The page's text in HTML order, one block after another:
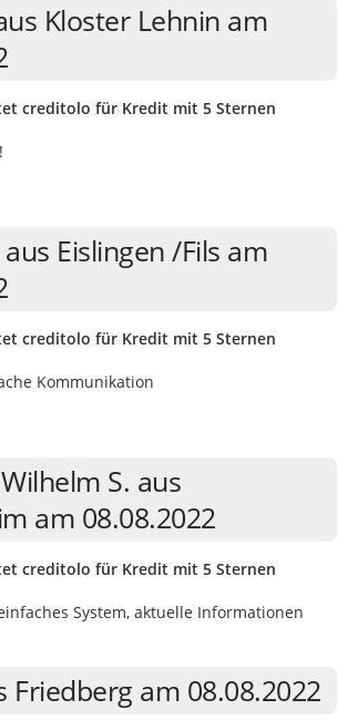
Kloster Lehnin am
creditolo für Kredit mit 5 Sternen
Eislingen /Fils am
creditolo für Kredit mit 5 Sternen
Kommunikation
S. aus
am 08.08.2022
creditolo für Kredit mit 5 Sternen
System, aktuelle Informationen
Friedberg am 08.08.2022